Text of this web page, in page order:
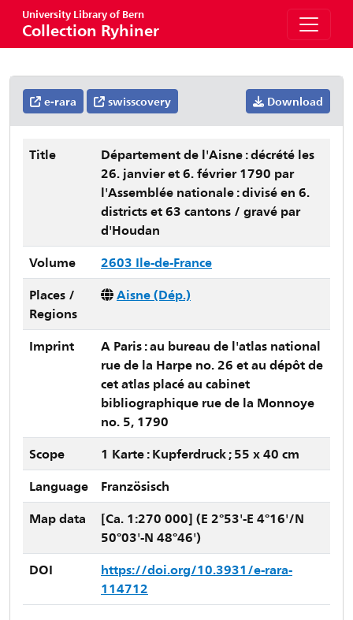
University Library of Bern
Collection Ryhiner
e-rara swisscovery Download
Title
Département de l'Aisne : décrété les
26. janvier et 6. février 1790 par
l'Assemblée nationale : divisé en 6.
districts et 63 cantons / gravé par
d'Houdan
Volume
2603 Ile-de-France
Places /
Regions
Aisne (Dép.)
Imprint
A Paris : au bureau de l'atlas national
rue de la Harpe no. 26 et au dépôt de
cet atlas placé au cabinet
bibliographique rue de la Monnoye
no. 5, 1790
Scope
1 Karte : Kupferdruck ; 55 x 40 cm
Language
Französisch
Map data
[Ca. 1:270 000] (E 2°53'-E 4°16'/N
50°03'-N 48°46')
DOI
https://doi.org/10.3931/e-rara-
114712